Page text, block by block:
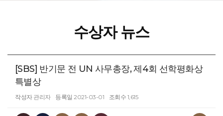
수상자 뉴스
[SBS] 반기문 전 UN 사무총장, 제4회 선학평화상
특별상
작성자 관리자 등록일 2021-03-01 조회수 1,615